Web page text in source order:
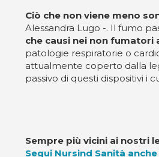
Ciò che non viene meno
Alessandra Lugo -. Il fumo
che causi nei non
patologie respiratorie o
attualmente coperto dalla
passivo di questi dispositivi i
Sempre più vicini ai nostri
Segui Nursind Sanità